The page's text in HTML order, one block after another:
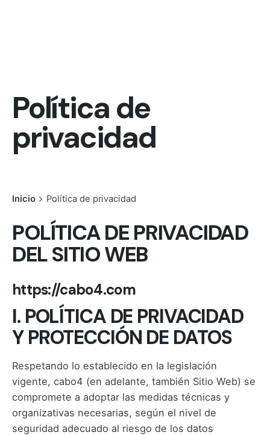
Política de
privacidad
Inicio Política de privacidad
POLÍTICA DE PRIVACIDAD
DEL SITIO WEB
https://cabo4.com
I. POLÍTICA DE PRIVACIDAD
Y PROTECCIÓN DE DATOS
Respetando lo establecido en la legislación
vigente, cabo4 (en adelante, también Sitio Web) se
compromete a adoptar las medidas técnicas y
organizativas necesarias, según el nivel de
seguridad adecuado al riesgo de los datos